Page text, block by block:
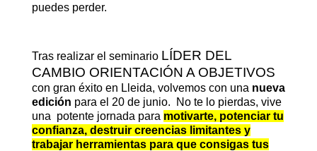
puedes perder.
Tras realizar el seminario LÍDER DEL
CAMBIO ORIENTACIÓN A OBJETIVOS
con gran éxito en Lleida, volvemos con una nueva
edición para el 20 de junio. No te lo pierdas, vive
una potente jornada para motivarte, potenciar tu
confianza, destruir creencias limitantes y
trabajar herramientas para que consigas tus